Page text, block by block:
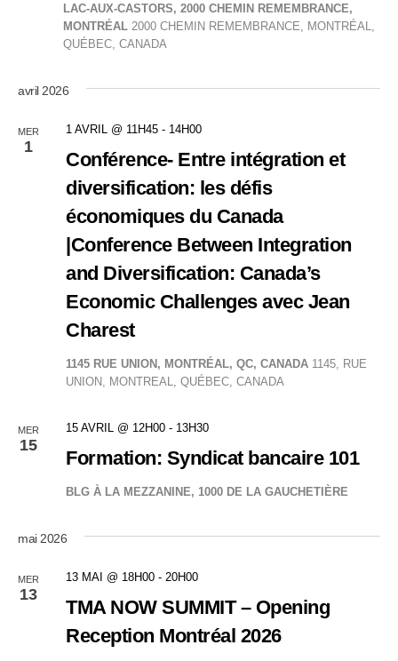
LAC-AUX-CASTORS, 2000 CHEMIN REMEMBRANCE,
MONTRÉAL 2000 CHEMIN REMEMBRANCE, MONTRÉAL,
QUÉBEC, CANADA
avril 2026
MER
1
Conférence- Entre intégration et
diversification: les défis
économiques du Canada
|Conference Between Integration
and Diversification: Canada’s
Economic Challenges avec Jean
Charest
1 AVRIL @ 11H45 - 14H00
1145 RUE UNION, MONTRÉAL, QC, CANADA 1145, RUE
UNION, MONTREAL, QUÉBEC, CANADA
MER
15
Formation: Syndicat bancaire 101
15 AVRIL @ 12H00 - 13H30
BLG À LA MEZZANINE, 1000 DE LA GAUCHETIÈRE
mai 2026
MER
13
TMA NOW SUMMIT – Opening
Reception Montréal 2026
13 MAI @ 18H00 - 20H00